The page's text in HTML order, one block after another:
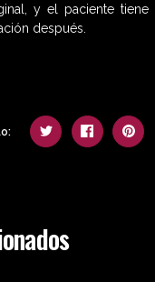
y el paciente tiene
después.